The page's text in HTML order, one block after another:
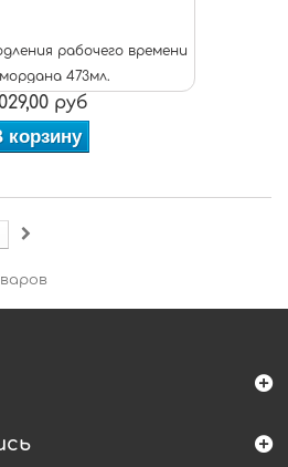
рабочего времени
473мл.
руб
корзину